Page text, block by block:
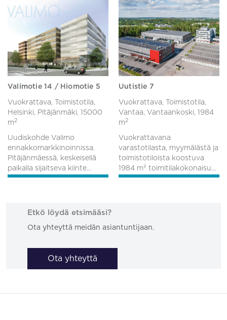
Valimotie 14 / Hiomotie 5
Vuokrattava, Toimistotila,
Helsinki, Pitäjänmäki, 15000
m 2
Uudiskohde Valimo
ennakkomarkkinoinnissa.
Pitäjänmäessä, keskeisellä
paikalla sijaitseva kiinte...
Uutistie 7
Vuokrattava, Toimistotila,
Vantaa, Vantaankoski, 1984
m 2
Vuokrattavana
varastotilasta, myymälästä ja
toimistotiloista koostuva
1984 m² toimitilakokonaisu...
Etkö löydä etsimääsi?
Ota yhteyttä meidän asiantuntijaan.
Ota yhteyttä